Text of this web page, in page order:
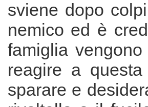
sviene dopo
nemico ed è
famiglia
reagire a
sparare e